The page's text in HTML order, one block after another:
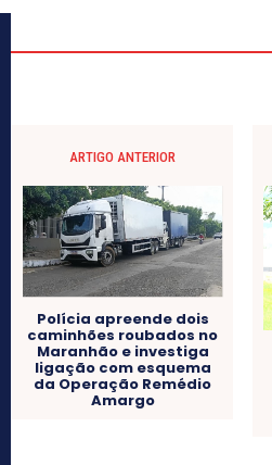
ARTIGO ANTERIOR
Polícia apreende dois
caminhões roubados no
Maranhão e investiga
ligação com esquema
da Operação Remédio
Amargo